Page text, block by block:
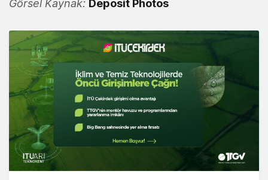
Görsel Kaynak: Deposit Photos